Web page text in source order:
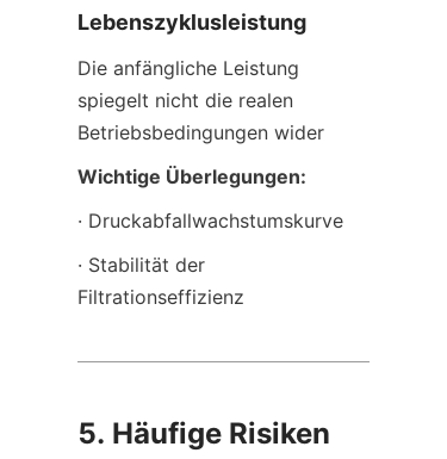
Lebenszyklusleistung
Die anfängliche Leistung
spiegelt nicht die realen
Betriebsbedingungen wider
Wichtige Überlegungen:
· Druckabfallwachstumskurve
· Stabilität der
Filtrationseffizienz
5. Häufige Risiken